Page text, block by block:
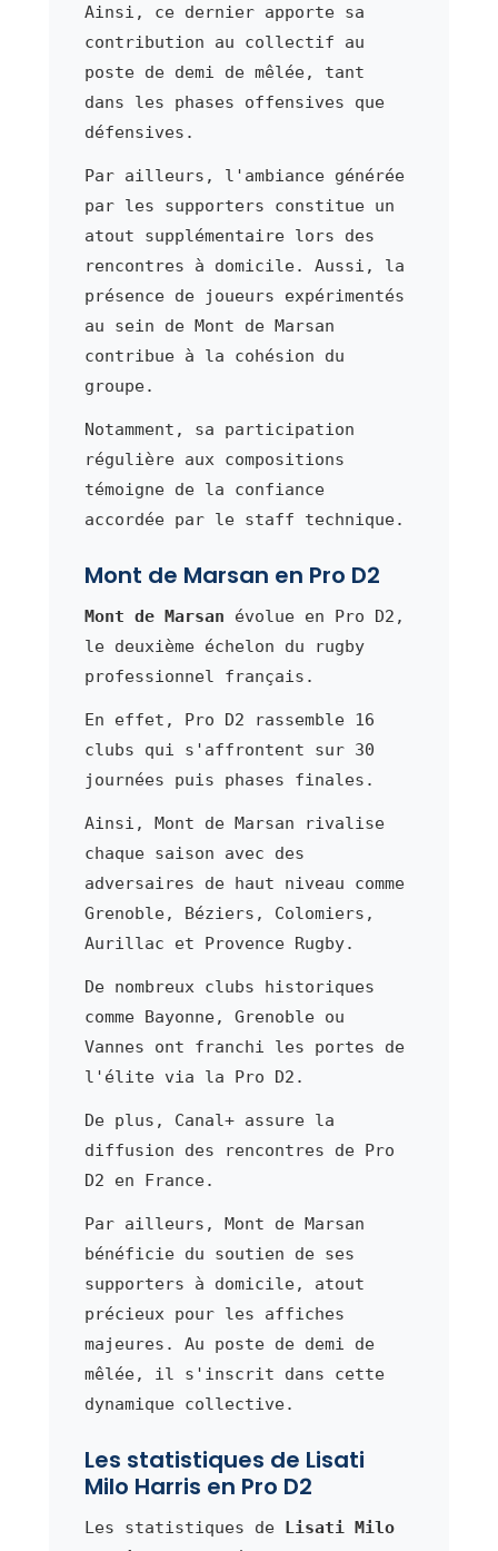
Ainsi, ce dernier apporte sa
contribution au collectif au
poste de demi de mêlée, tant
dans les phases offensives que
défensives.
Par ailleurs, l'ambiance générée
par les supporters constitue un
atout supplémentaire lors des
rencontres à domicile. Aussi, la
présence de joueurs expérimentés
au sein de Mont de Marsan
contribue à la cohésion du
groupe.
Notamment, sa participation
régulière aux compositions
témoigne de la confiance
accordée par le staff technique.
Mont de Marsan en Pro D2
Mont de Marsan évolue en Pro D2,
le deuxième échelon du rugby
professionnel français.
En effet, Pro D2 rassemble 16
clubs qui s'affrontent sur 30
journées puis phases finales.
Ainsi, Mont de Marsan rivalise
chaque saison avec des
adversaires de haut niveau comme
Grenoble, Béziers, Colomiers,
Aurillac et Provence Rugby.
De nombreux clubs historiques
comme Bayonne, Grenoble ou
Vannes ont franchi les portes de
l'élite via la Pro D2.
De plus, Canal+ assure la
diffusion des rencontres de Pro
D2 en France.
Par ailleurs, Mont de Marsan
bénéficie du soutien de ses
supporters à domicile, atout
précieux pour les affiches
majeures. Au poste de demi de
mêlée, il s'inscrit dans cette
dynamique collective.
Les statistiques de Lisati
Milo Harris en Pro D2
Les statistiques de Lisati Milo